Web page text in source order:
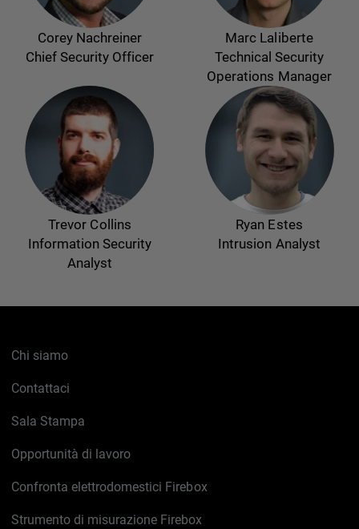
Corey Nachreiner
Chief Security Officer
Marc Laliberte
Technical Security
Operations Manager
Trevor Collins
Information Security
Analyst
Ryan Estes
Intrusion Analyst
Chi siamo
Contattaci
Sala Stampa
Opportunità di lavoro
Confronta elettrodomestici Firebox
Strumento di misurazione Firebox